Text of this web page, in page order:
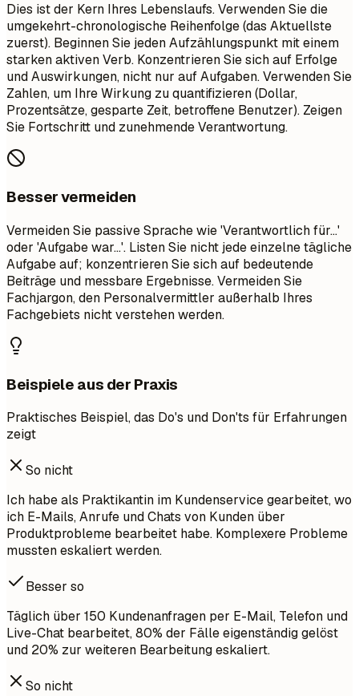
Dies ist der Kern Ihres Lebenslaufs. Verwenden Sie die
umgekehrt-chronologische Reihenfolge (das Aktuellste
zuerst). Beginnen Sie jeden Aufzählungspunkt mit einem
starken aktiven Verb. Konzentrieren Sie sich auf Erfolge
und Auswirkungen, nicht nur auf Aufgaben. Verwenden Sie
Zahlen, um Ihre Wirkung zu quantifizieren (Dollar,
Prozentsätze, gesparte Zeit, betroffene Benutzer). Zeigen
Sie Fortschritt und zunehmende Verantwortung.
Besser vermeiden
Vermeiden Sie passive Sprache wie 'Verantwortlich für...'
oder 'Aufgabe war...'. Listen Sie nicht jede einzelne tägliche
Aufgabe auf; konzentrieren Sie sich auf bedeutende
Beiträge und messbare Ergebnisse. Vermeiden Sie
Fachjargon, den Personalvermittler außerhalb Ihres
Fachgebiets nicht verstehen werden.
Beispiele aus der Praxis
Praktisches Beispiel, das Do's und Don'ts für Erfahrungen
zeigt
So nicht
Ich habe als Praktikantin im Kundenservice gearbeitet, wo
ich E-Mails, Anrufe und Chats von Kunden über
Produktprobleme bearbeitet habe. Komplexere Probleme
mussten eskaliert werden.
Besser so
Täglich über 150 Kundenanfragen per E-Mail, Telefon und
Live-Chat bearbeitet, 80% der Fälle eigenständig gelöst
und 20% zur weiteren Bearbeitung eskaliert.
So nicht